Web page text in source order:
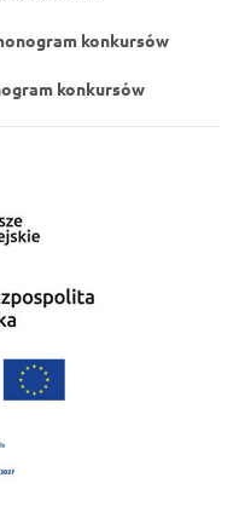
konkursów
konkursów